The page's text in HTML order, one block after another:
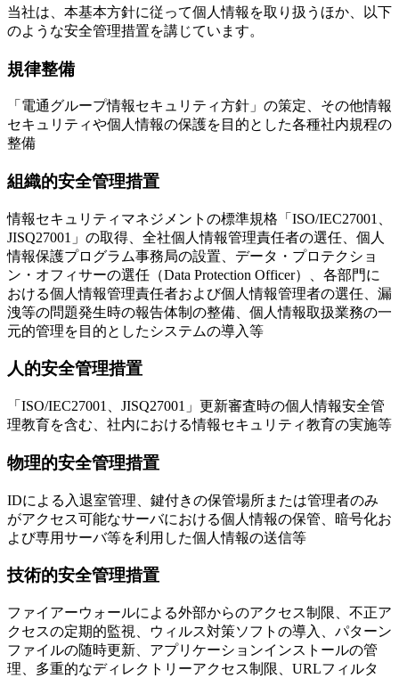
当社は、本基本方針に従って個人情報を取り扱うほか、以下
のような安全管理措置を講じています。
規律整備
「電通グループ情報セキュリティ方針」の策定、その他情報
セキュリティや個人情報の保護を目的とした各種社内規程の
整備
組織的安全管理措置
情報セキュリティマネジメントの標準規格「ISO/IEC27001、
JISQ27001」の取得、全社個人情報管理責任者の選任、個人
情報保護プログラム事務局の設置、データ・プロテクショ
ン・オフィサーの選任（Data Protection Officer）、各部門に
おける個人情報管理責任者および個人情報管理者の選任、漏
洩等の問題発生時の報告体制の整備、個人情報取扱業務の一
元的管理を目的としたシステムの導入等
人的安全管理措置
「ISO/IEC27001、JISQ27001」更新審査時の個人情報安全管
理教育を含む、社内における情報セキュリティ教育の実施等
物理的安全管理措置
IDによる入退室管理、鍵付きの保管場所または管理者のみ
がアクセス可能なサーバにおける個人情報の保管、暗号化お
よび専用サーバ等を利用した個人情報の送信等
技術的安全管理措置
ファイアーウォールによる外部からのアクセス制限、不正ア
クセスの定期的監視、ウィルス対策ソフトの導入、パターン
ファイルの随時更新、アプリケーションインストールの管
理、多重的なディレクトリーアクセス制限、URLフィルタ